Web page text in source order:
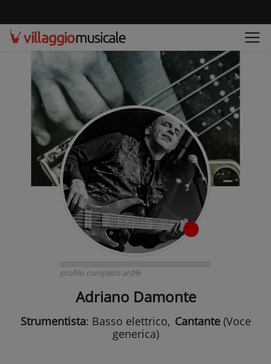
profilo completo al 0%
Adriano Damonte
Strumentista: Basso elettrico, Cantante(Voce
generica)